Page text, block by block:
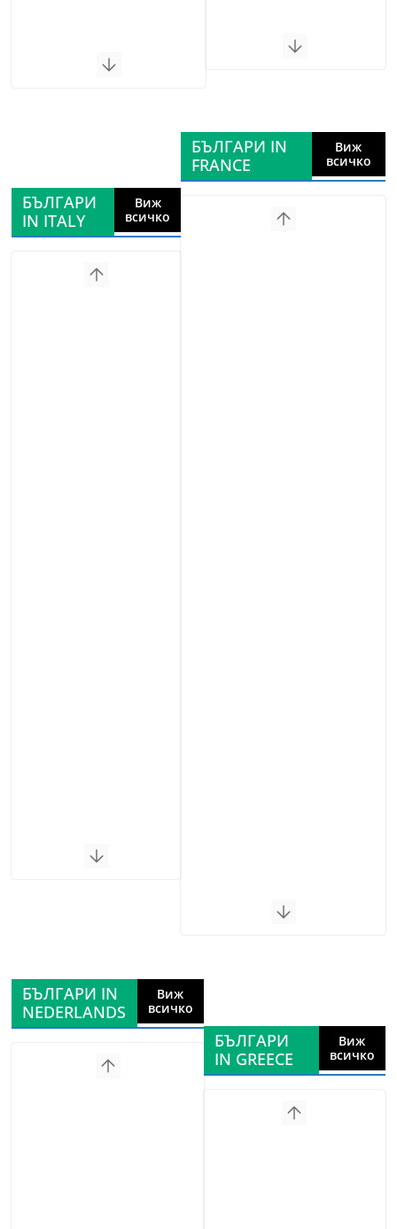
БЪЛГАРИ
IN ITALY
Виж
всичко
БЪЛГАРИ IN
FRANCE
Виж
всичко
БЪЛГАРИ IN
NEDERLANDS
Виж
всичко
БЪЛГАРИ
IN GREECE
Виж
всичко